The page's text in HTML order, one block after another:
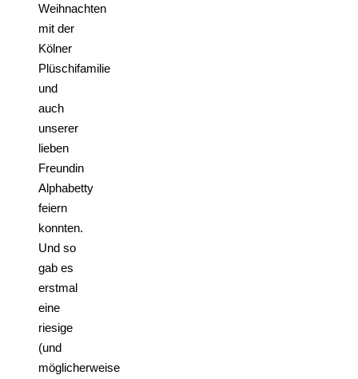
Weihnachten
mit der
Kölner
Plüschifamilie
und
auch
unserer
lieben
Freundin
Alphabetty
feiern
konnten.
Und so
gab es
erstmal
eine
riesige
(und
möglicherweise